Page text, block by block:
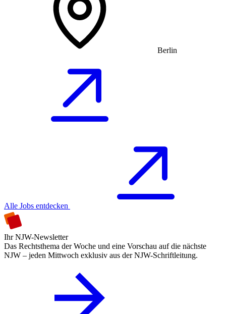
Berlin
Alle Jobs entdecken
Ihr NJW-Newsletter
Das Rechtsthema der Woche und eine Vorschau auf die nächste
NJW – jeden Mittwoch exklusiv aus der NJW-Schriftleitung.